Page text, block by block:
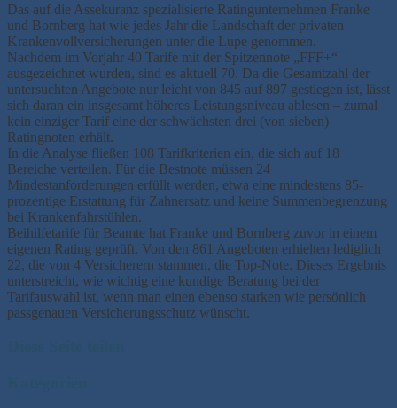
Das auf die Assekuranz spezialisierte Ratingunternehmen Franke
und Bornberg hat wie jedes Jahr die Landschaft der privaten
Krankenvollversicherungen unter die Lupe genommen.
Nachdem im Vorjahr 40 Tarife mit der Spitzennote „FFF+“
ausgezeichnet wurden, sind es aktuell 70. Da die Gesamtzahl der
untersuchten Angebote nur leicht von 845 auf 897 gestiegen ist, lässt
sich daran ein insgesamt höheres Leistungsniveau ablesen – zumal
kein einziger Tarif eine der schwächsten drei (von sieben)
Ratingnoten erhält.
In die Analyse fließen 108 Tarifkriterien ein, die sich auf 18
Bereiche verteilen. Für die Bestnote müssen 24
Mindestanforderungen erfüllt werden, etwa eine mindestens 85-
prozentige Erstattung für Zahnersatz und keine Summenbegrenzung
bei Krankenfahrstühlen.
Beihilfetarife für Beamte hat Franke und Bornberg zuvor in einem
eigenen Rating geprüft. Von den 861 Angeboten erhielten lediglich
22, die von 4 Versicherern stammen, die Top-Note. Dieses Ergebnis
unterstreicht, wie wichtig eine kundige Beratung bei der
Tarifauswahl ist, wenn man einen ebenso starken wie persönlich
passgenauen Versicherungsschutz wünscht.